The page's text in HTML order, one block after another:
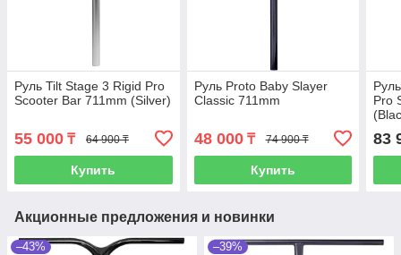
Руль Tilt Stage 3 Rigid Pro
Scooter Bar 711mm (Silver)
55 000 ₸ 64 900 ₸
Купить
Руль Proto Baby Slayer
Classic 711mm
48 000₸ 74 900 ₸
Купить
Pro
83
Акционные предложения и новинки
–43% –39%